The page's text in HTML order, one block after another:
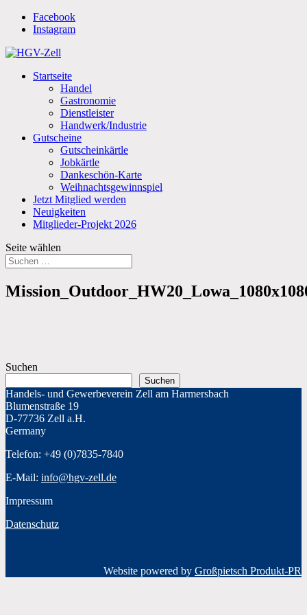
Facebook
Instagram
Startseite
Handel
Gastronomie
Dienstleister
Handwerk/Industrie
Gutscheine
Gutscheinkärtle
Jobkärtle
Dankeschön-Karte
Weihnachtsgewinnspiel
Jetzt Mitglied werden
Neuigkeiten
Mitglieder-Projekt 2026
Seite wählen
Suchen
Suchen
Handels- und Gewerbeverein Zell am Harmersbach
Blumenstraße 19
D-77736 Zell a.H.
Germany
Telefon: +49 (0)7835-7840
E-Mail: info@hgv-zell.de
Impressum
Datenschutz
Website powered by Großpietsch Produkt-PR